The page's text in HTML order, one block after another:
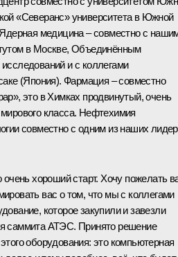
«Северанс» университета в Южной
медицина – совместно с
в Москве, Объединённым
и с коллегами
(Япония). Фармация – совместно
это в Химках продвинутый, очень
класса. Нефтехимия
совместно с одним из наших
очень хороший старт. Хочу пожелать
вас о том, что мы с коллегами
которое закупили и завезли
саммита АТЭС. Принято решение
оборудования: это компьютерная